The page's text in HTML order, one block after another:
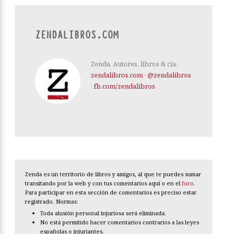
ZENDALIBROS.COM
Zenda. Autores, libros & cía.
zendalibros.com · @zendalibros
· fb.com/zendalibros
Zenda es un territorio de libros y amigos, al que te puedes sumar
transitando por la web y con tus comentarios aquí o en el foro.
Para participar en esta sección de comentarios es preciso estar
registrado. Normas:
Toda alusión personal injuriosa será eliminada.
No está permitido hacer comentarios contrarios a las leyes
españolas o injuriantes.